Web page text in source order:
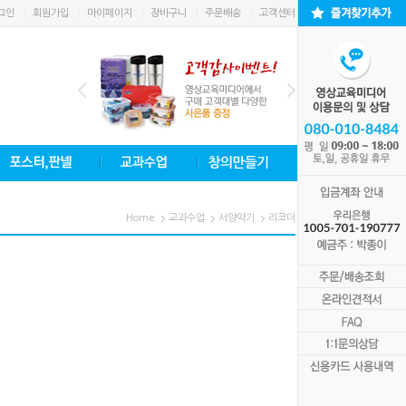
인 회원가입 마이페이지 장바구니 주문배송 고객센터
Home 교과수업 서양악기 리코더